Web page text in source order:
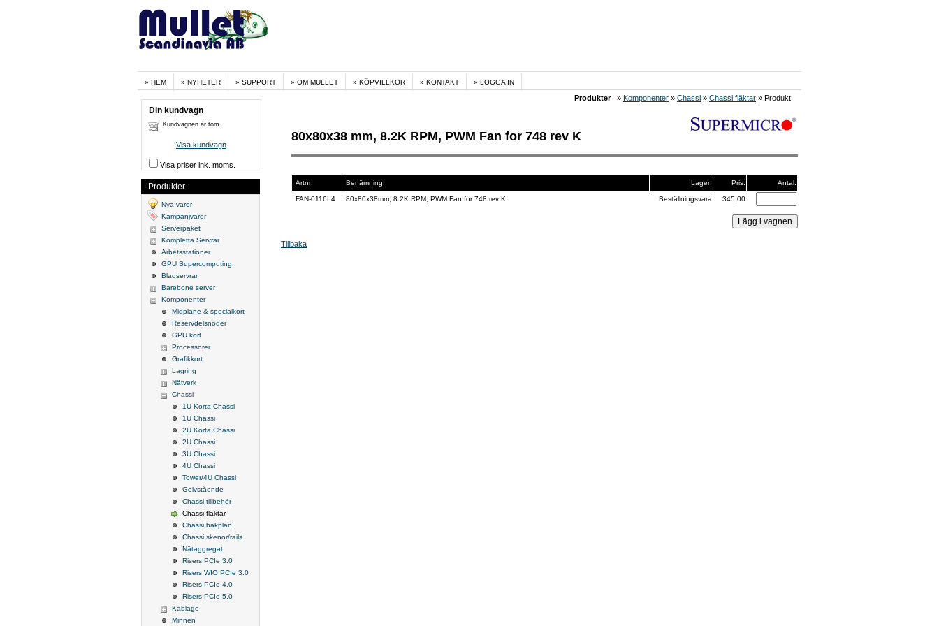
HEM NYHETER SUPPORT OM MULLET KÖPVILLKOR KONTAKT LOGGA IN
Produkter» Komponenter » Chassi » Chassi fläktar » Produkt
80x80x38 mm, 8.2K RPM, PWM Fan for 748 rev K
Artnr: Benämning: Lager: Pris: Antal:
FAN-0116L4 80x80x38mm, 8.2K RPM, PWM Fan for 748 rev K Beställningsvara 345,00
Tillbaka
Din kundvagn
Kundvagnen är tom
Visa kundvagn
Visa priser ink. moms.
Produkter
Nya varor
Kampanjvaror
Serverpaket
Kompletta Servrar
Arbetsstationer
GPU Supercomputing
Bladservrar
Barebone server
Komponenter
Midplane & specialkort
Reservdelsnoder
GPU kort
Processorer
Grafikkort
Lagring
Nätverk
Chassi
1U Korta Chassi
1U Chassi
2U Korta Chassi
2U Chassi
3U Chassi
4U Chassi
Tower/4U Chassi
Golvstående
Chassi tillbehör
Chassi fläktar
Chassi bakplan
Chassi skenor/rails
Nätaggregat
Risers PCIe 3.0
Risers WIO PCIe 3.0
Risers PCIe 4.0
Risers PCIe 5.0
Kablage
Minnen